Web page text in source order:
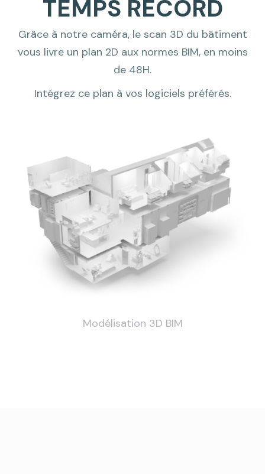
TEMPS RECORD
Grâce à notre caméra, le scan 3D du bâtiment
vous livre un plan 2D aux normes BIM, en moins
de 48H.
Intégrez ce plan à vos logiciels préférés.
Modélisation 3D BIM